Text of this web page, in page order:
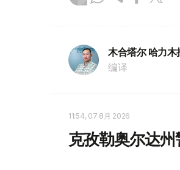
木合塔尔 哈力木
编译
11:54, 07 8月 2026
克孜勒奥尔达